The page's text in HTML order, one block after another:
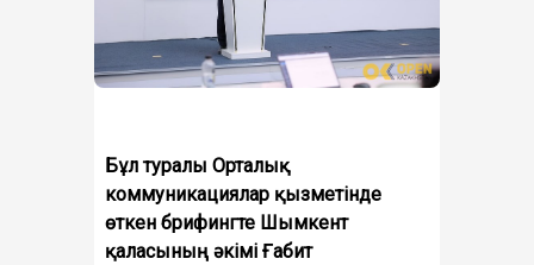
Бұл туралы Орталық
коммуникациялар қызметінде
өткен брифингте Шымкент
қаласының әкімі Ғабит